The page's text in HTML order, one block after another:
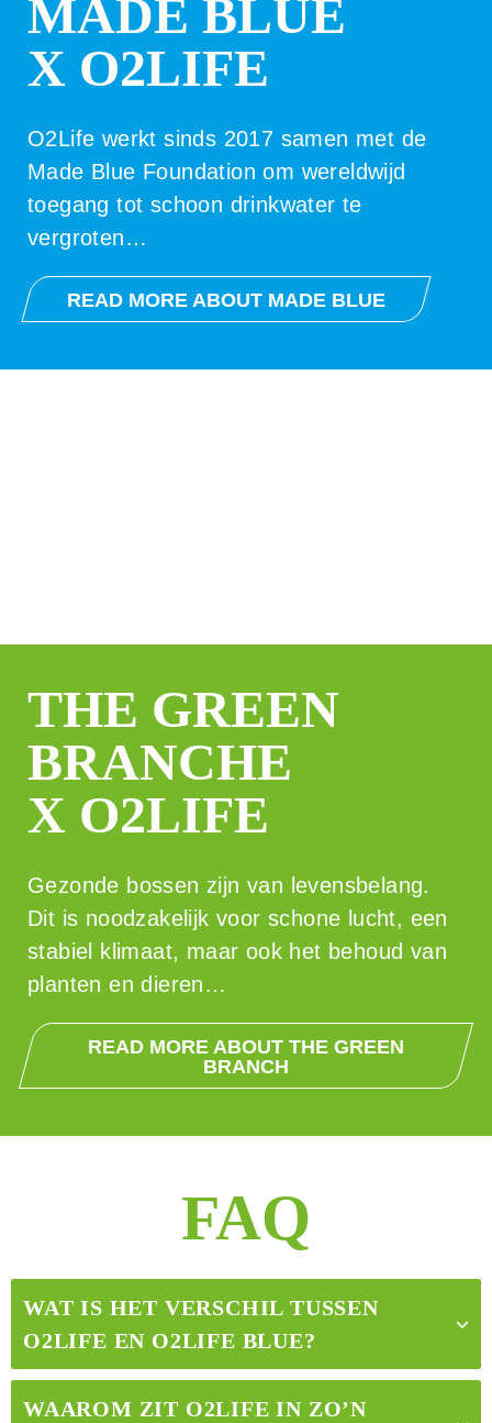
MADE BLUE
X O2LIFE
O2Life werkt sinds 2017 samen met de
Made Blue Foundation om wereldwijd
toegang tot schoon drinkwater te
vergroten…
READ MORE ABOUT MADE BLUE
THE GREEN
BRANCHE
X O2LIFE
Gezonde bossen zijn van levensbelang.
Dit is noodzakelijk voor schone lucht, een
stabiel klimaat, maar ook het behoud van
planten en dieren…
READ MORE ABOUT THE GREEN
BRANCH
FAQ
WAT IS HET VERSCHIL TUSSEN
O2LIFE EN O2LIFE BLUE?
WAAROM ZIT O2LIFE IN ZO’N